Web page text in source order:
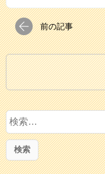
前の記事
検
索
: